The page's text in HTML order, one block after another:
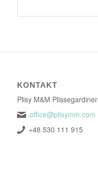
KONTAKT
Plisy M&M Plissegardiner
office@plisymm.com
+48 530 111 915